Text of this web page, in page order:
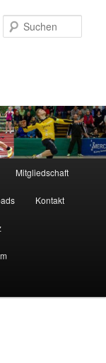
Mitgliedschaft
Kontakt